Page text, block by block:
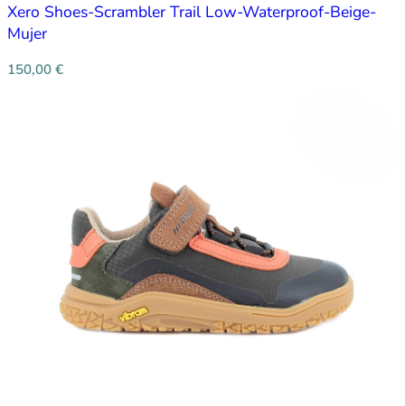
Xero Shoes-Scrambler Trail Low-Waterproof-Beige-
Mujer
150,00 €